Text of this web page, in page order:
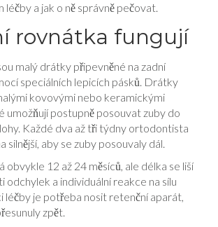
léčby a jak o ně správně pečovat.
rovnátka fungují
malý drátky připevněné na zadní
speciálních lepicích pásků. Drátky
kovovými nebo keramickými
umožňují postupně posouvat zuby do
Každé dva až tři týdny ortodontista
silnější, aby se zuby posouvaly dál.
obvykle 12 až 24 měsíců, ale délka se liší
odchylek a individuální reakce na sílu
léčby je potřeba nosit retenční aparát,
zpět.